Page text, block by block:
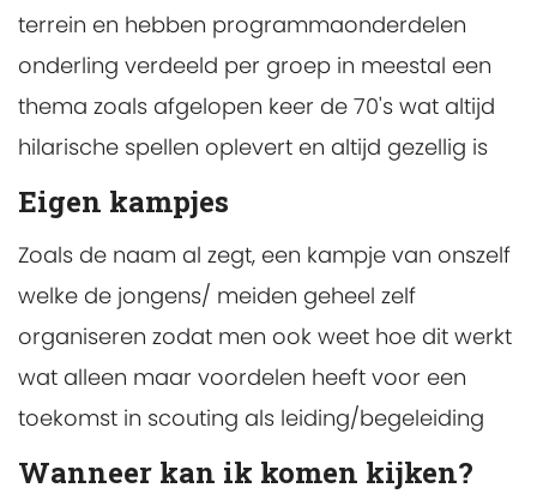
terrein en hebben programmaonderdelen
onderling verdeeld per groep in meestal een
thema zoals afgelopen keer de 70's wat altijd
hilarische spellen oplevert en altijd gezellig is
Eigen kampjes
Zoals de naam al zegt, een kampje van onszelf
welke de jongens/ meiden geheel zelf
organiseren zodat men ook weet hoe dit werkt
wat alleen maar voordelen heeft voor een
toekomst in scouting als leiding/begeleiding
Wanneer kan ik komen kijken?